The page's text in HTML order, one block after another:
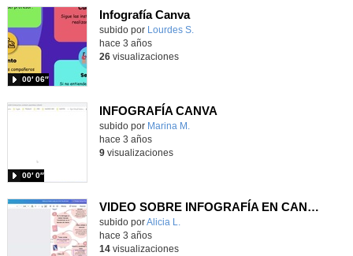
Infografía Canva
Contenido educativo.
subido por Lourdes S.
00′ 06″
hace 3 años
26visualizaciones
INFOGRAFÍA CANVA
Contenido educativo.
subido por Marina M.
00′ 0″
hace 3 años
9visualizaciones
VIDEO SOBRE INFOGRAFÍA EN CANVA(PPVP)
Contenido educativo.
subido porAlicia L.
hace 3 años
14visualizaciones